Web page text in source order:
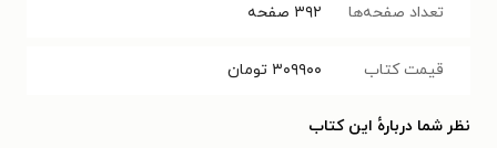
تعداد صفحه‌ها ۳۹۲ صفحه
قیمت کتاب ۳۰۹۹۰۰ تومان
نظر شما دربارهٔ این کتاب